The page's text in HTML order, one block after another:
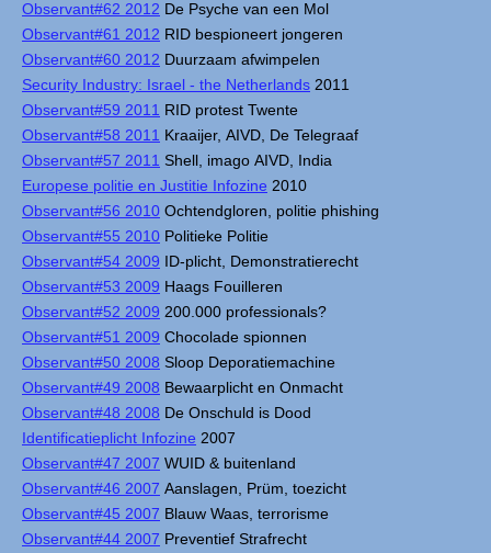
Observant#62 2012 De Psyche van een Mol
Observant#61 2012 RID bespioneert jongeren
Observant#60 2012 Duurzaam afwimpelen
Security Industry: Israel - the Netherlands 2011
Observant#59 2011 RID protest Twente
Observant#58 2011 Kraaijer, AIVD, De Telegraaf
Observant#57 2011 Shell, imago AIVD, India
Europese politie en Justitie Infozine 2010
Observant#56 2010 Ochtendgloren, politie phishing
Observant#55 2010 Politieke Politie
Observant#54 2009 ID-plicht, Demonstratierecht
Observant#53 2009 Haags Fouilleren
Observant#52 2009 200.000 professionals?
Observant#51 2009 Chocolade spionnen
Observant#50 2008 Sloop Deporatiemachine
Observant#49 2008 Bewaarplicht en Onmacht
Observant#48 2008 De Onschuld is Dood
Identificatieplicht Infozine 2007
Observant#47 2007 WUID & buitenland
Observant#46 2007 Aanslagen, Prüm, toezicht
Observant#45 2007 Blauw Waas, terrorisme
Observant#44 2007 Preventief Strafrecht